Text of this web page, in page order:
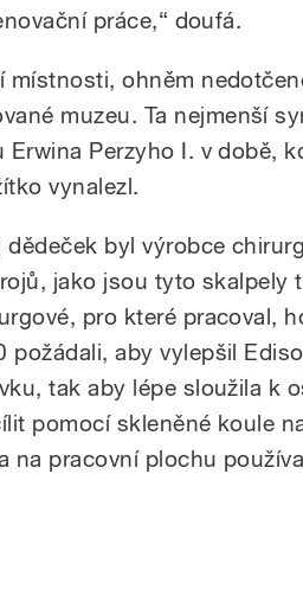
práce,“ doufá.
místnosti, ohněm
muzeu. Ta nejmenší
Erwina Perzyho I. v době,
vynalezl.
dědeček byl výrobce
jako jsou tyto skalpely
pro které pracoval,
požádali, aby vylepšil
tak aby lépe sloužila k
pomocí skleněné koule
na pracovní plochu